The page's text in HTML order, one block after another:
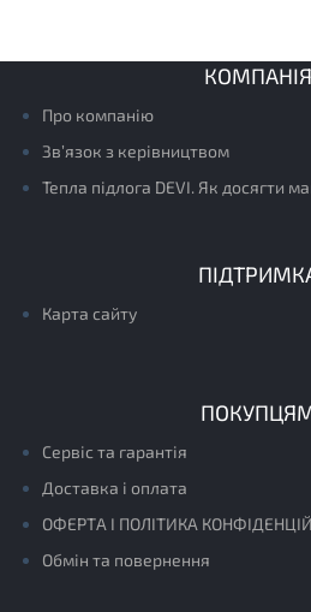
КОМПАНІЯ
Про компанію
Зв’язок з керівництвом
Тепла підлога DEVI. Як досягти
Карта сайту
Сервіс та гарантія
Доставка і оплата
ОФЕРТА І ПОЛІТИКА
Обмін та повернення